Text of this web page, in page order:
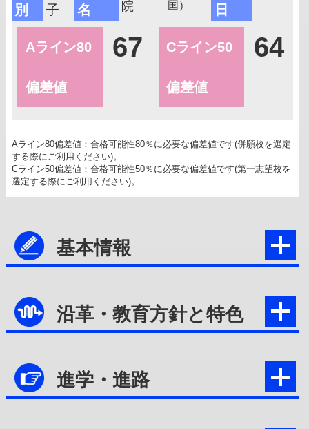
別
子
名
院
国）
日
Aライン80
偏差値
67 Cライン50
偏差値
64
Aライン80偏差値：合格可能性80％に必要な偏差値です(併願校を選定
する際にご利用ください)。
Cライン50偏差値：合格可能性50％に必要な偏差値です(第一志望校を
選定する際にご利用ください)。
基本情報
沿革・教育方針と特色
進学・進路